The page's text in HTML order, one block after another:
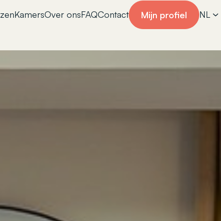
KamersOver onsFAQContact Mijn profiel NL